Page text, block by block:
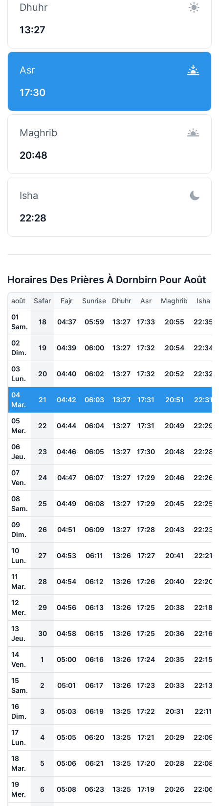
Dhuhr
13:27
Asr
17:30
Maghrib
20:48
Isha
22:28
Horaires Des Prières À Dornbirn Pour Août
août Safar Fajr Sunrise Dhuhr Asr Maghrib
Isha
01
Sam.
18 04:37 05:59 13:27 17:33 20:55 22:35
02
Dim.
19 04:39 06:00 13:27 17:32 20:54 22:34
03
Lun.
20 04:40 06:02 13:27 17:32 20:52 22:32
04
Mar.
21 04:42 06:03 13:27 17:31 20:51 22:31
05
Mer.
22 04:44 06:04 13:27 17:31 20:49 22:29
06
Jeu.
23 04:46 06:05 13:27 17:30 20:48 22:28
07
Ven.
24 04:47 06:07 13:27 17:29 20:46 22:26
08
Sam.
25 04:49 06:08 13:27 17:29 20:45 22:25
09
Dim.
26 04:51 06:09 13:27 17:28 20:43 22:23
10
Lun.
27 04:53 06:11 13:26 17:27 20:41 22:21
11
Mar.
28 04:54 06:12 13:26 17:26 20:40 22:20
12
Mer.
29 04:56 06:13 13:26 17:25 20:38 22:18
13
Jeu.
30 04:58 06:15 13:26 17:25 20:36 22:16
14
Ven.
1 05:00 06:16 13:26 17:24 20:35 22:15
15
Sam.
2 05:01 06:17 13:26 17:23 20:33 22:13
16
Dim.
3 05:03 06:19 13:25 17:22 20:31 22:11
17
Lun.
4 05:05 06:20 13:25 17:21 20:29 22:09
18
Mar.
5 05:06 06:21 13:25 17:20 20:28 22:08
19
Mer.
6 05:08 06:23 13:25 17:19 20:26 22:06